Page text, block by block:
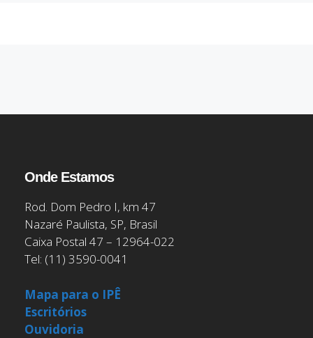
Onde Estamos
Rod. Dom Pedro I, km 47
Nazaré Paulista, SP, Brasil
Caixa Postal 47 – 12964-022
Tel: (11) 3590-0041
Mapa para o IPÊ
Escritórios
Ouvidoria